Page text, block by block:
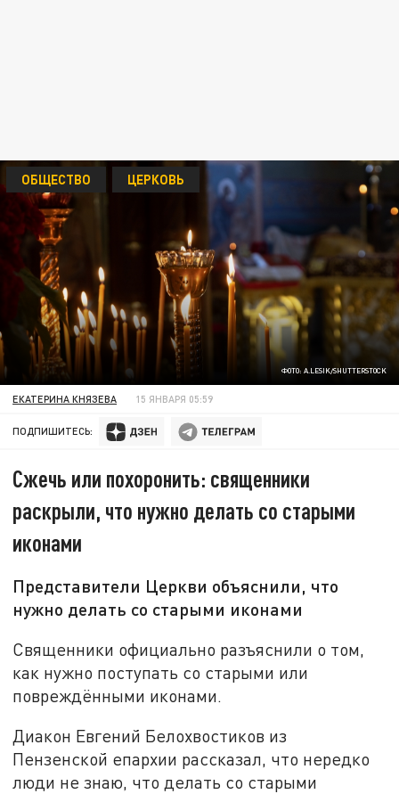
ФОТО: A.LESIK/SHUTTERSTOCK
ОБЩЕСТВО ЦЕРКОВЬ
ЕКАТЕРИНА КНЯЗЕВА 15 ЯНВАРЯ 05:59
ПОДПИШИТЕСЬ:
Сжечь или похоронить: священники
раскрыли, что нужно делать со старыми
иконами
Представители Церкви объяснили, что
нужно делать со старыми иконами
Священники официально разъяснили о том,
как нужно поступать со старыми или
повреждёнными иконами.
Диакон Евгений Белохвостиков из
Пензенской епархии рассказал, что нередко
люди не знаю, что делать со старыми